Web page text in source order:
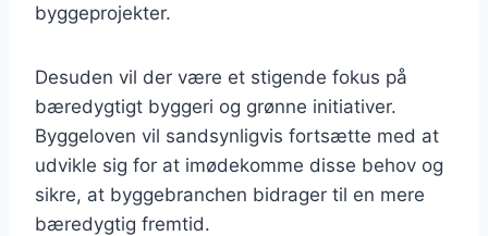
byggeprojekter.
Desuden vil der være et stigende fokus på
bæredygtigt byggeri og grønne initiativer.
Byggeloven vil sandsynligvis fortsætte med at
udvikle sig for at imødekomme disse behov og
sikre, at byggebranchen bidrager til en mere
bæredygtig fremtid.